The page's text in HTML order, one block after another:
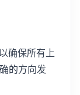
确保所有上
的方向发